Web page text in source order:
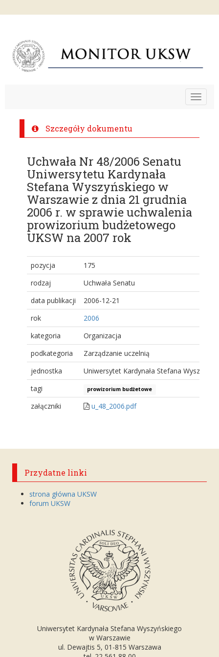
Toggle
Szczegóły dokumentu
Uchwała Nr 48/2006 Senatu
Uniwersytetu Kardynała
Stefana Wyszyńskiego w
Warszawie z dnia 21 grudnia
2006 r. w sprawie uchwalenia
prowizorium budżetowego
UKSW na 2007 rok
pozycja
175
rodzaj
Uchwała Senatu
data publikacji
2006-12-21
rok
2006
kategoria
Organizacja
podkategoria
Zarządzanie uczelnią
jednostka
Uniwersytet Kardynała Stefana
tagi
prowizorium budżetowe
załączniki u_48_2006.pdf
Przydatne linki
strona główna UKSW
forum UKSW
Uniwersytet Kardynała Stefana Wyszyńskiego
w Warszawie
ul. Dewajtis 5, 01-815 Warszawa